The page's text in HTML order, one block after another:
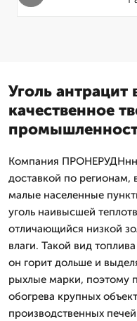
Уголь
качественное
Компания ПРОНЕРУДНнн
доставкой по регионам,
малые населенные
уголь наивысшей
отличающийся низкой
влаги. Такой вид
он горит дольше и
рыхлые марки, поэтому
обогрева крупных
производственных